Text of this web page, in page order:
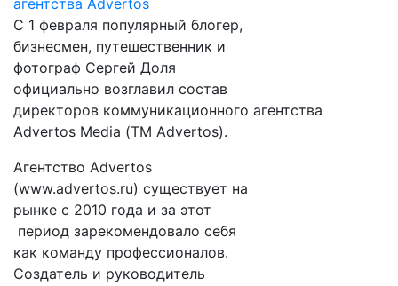
С 1 февраля популярный блогер,
бизнесмен, путешественник и
фотограф Сергей Доля
официально возглавил состав
директоров коммуникационного агентства
Advertos Media (ТМ Advertos).
Агентство Advertos
(www.advertos.ru) существует на
рынке с 2010 года и за этот
период зарекомендовало себя
как команду профессионалов.
Создатель и руководитель